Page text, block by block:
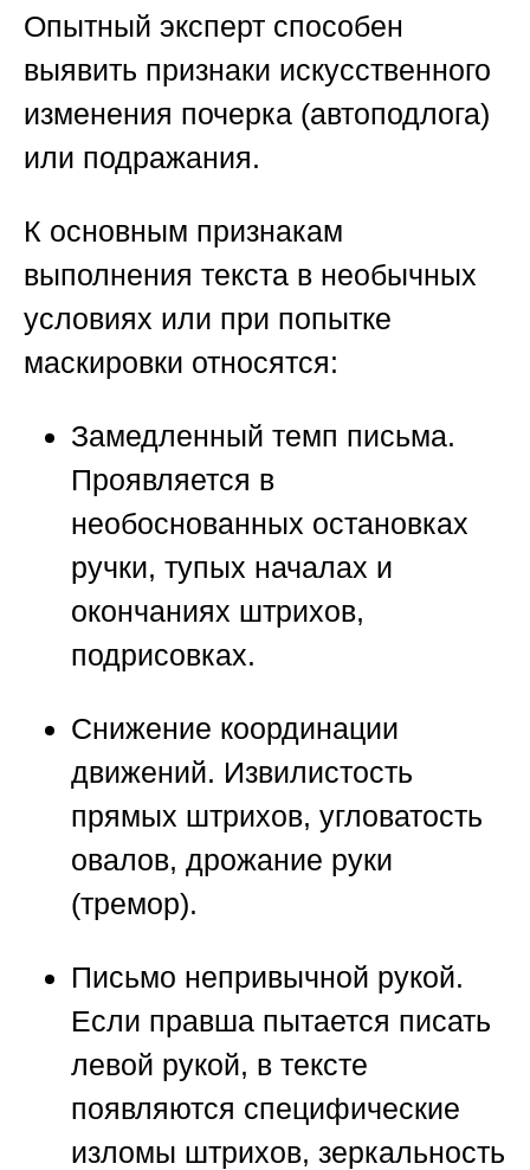
Опытный эксперт способен
выявить признаки искусственного
изменения почерка (автоподлога)
или подражания.
К основным признакам
выполнения текста в необычных
условиях или при попытке
маскировки относятся:
Замедленный темп письма.
Проявляется в
необоснованных остановках
ручки, тупых началах и
окончаниях штрихов,
подрисовках.
Снижение координации
движений. Извилистость
прямых штрихов, угловатость
овалов, дрожание руки
(тремор).
Письмо непривычной рукой.
Если правша пытается писать
левой рукой, в тексте
появляются специфические
изломы штрихов, зеркальность